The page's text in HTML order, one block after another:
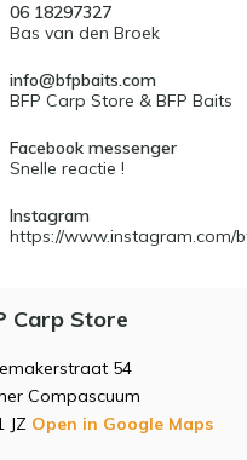
06 18297327
Bas van den Broek
info@bfpbaits.com
BFP Carp Store & BFP Baits
Facebook messenger
Snelle reactie !
Instagram
https://www.instagram.com/
Carp Store
54
Compascuum
JZ Open in Google Maps